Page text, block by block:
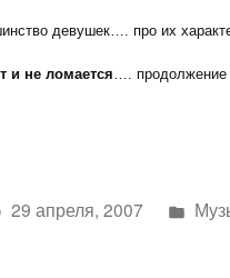
девушек…. про их
и не ломается…. продолжение
29 апреля, 2007